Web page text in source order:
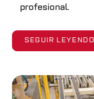
profesional.
SEGUIR LEYENDO